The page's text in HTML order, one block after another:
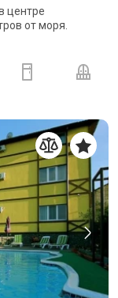
центре
от моря.